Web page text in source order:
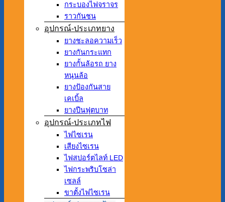
กระบองไฟจราจร
ราวกันชน
อุปกรณ์-ประเภทยาง
ยางชะลอความเร็ว
ยางกันกระแทก
ยางกั้นล้อรถ ยาง
หนุนล้อ
ยางป้องกันสาย
เคเบิ้ล
ยางปีนฟุตบาท
อุปกรณ์-ประเภทไฟ
ไฟไซเรน
เสียงไซเรน
ไฟสปอร์ตไลท์ LED
ไฟกระพริบโซล่า
เซลล์
ขาตั้งไฟไซเรน